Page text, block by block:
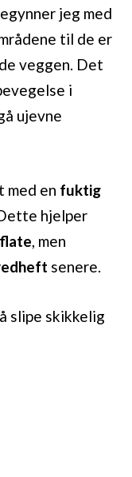
jeg med
til de er
veggen. Det
i
ujevne
med en fuktig
hjelper
, men
senere.
slipe skikkelig